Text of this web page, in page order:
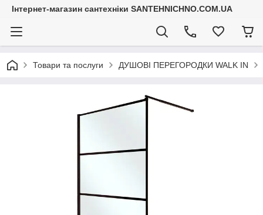
Інтернет-магазин сантехніки SANTEHNICHNO.COM.UA
Товари та послуги ДУШОВІ ПЕРЕГОРОДКИ WALK IN